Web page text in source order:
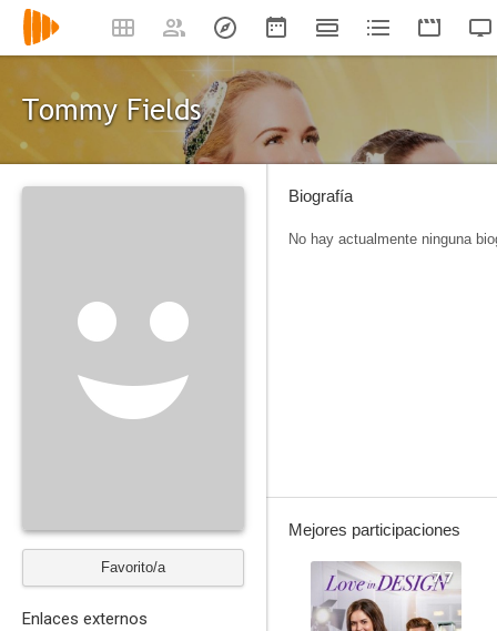
Tommy Fields
Favorito/a
Enlaces externos
Biografía
No hay actualmente ninguna
Mejores participaciones
7.7